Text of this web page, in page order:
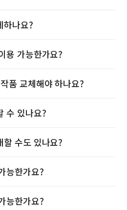
하나요?
용 가능한가요?
품 교체해야 하나요?
수 있나요?
할 수도 있나요?
능한가요?
능한가요?